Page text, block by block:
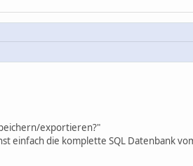
exportieren?"
einfach die komplette SQL Datenbank